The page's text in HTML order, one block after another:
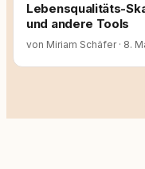
Lebensqualitäts-
und andere Tools
von Miriam Schäfer · 8.